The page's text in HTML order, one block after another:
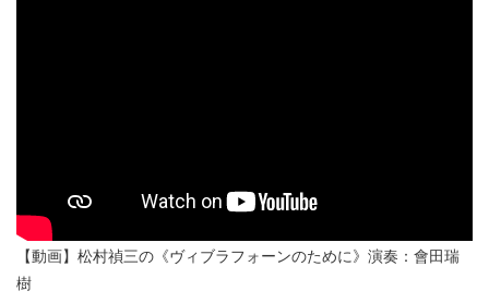
【動画】松村禎三の《ヴィブラフォーンのために》演奏：會田瑞
樹